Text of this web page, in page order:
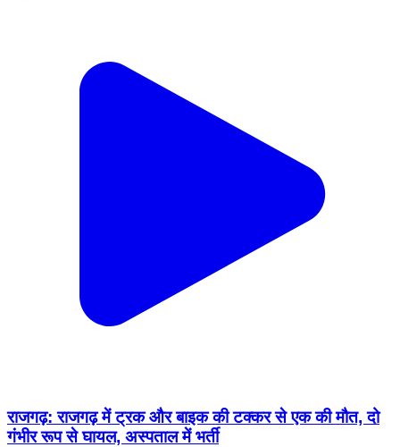
राजगढ़: राजगढ़ में ट्रक और बाइक की टक्कर से एक की मौत, दो
गंभीर रूप से घायल, अस्पताल में भर्ती